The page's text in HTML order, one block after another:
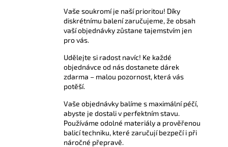
Vaše soukromí je naší prioritou! Díky
diskrétnímu balení zaručujeme, že obsah
vaší objednávky zůstane tajemstvím jen
pro vás.
Udělejte si radost navíc! Ke každé
objednávce od nás dostanete dárek
zdarma – malou pozornost, která vás
potěší.
Vaše objednávky balíme s maximální péčí,
abyste je dostali v perfektním stavu.
Používáme odolné materiály a prověřenou
balicí techniku, které zaručují bezpečí i při
náročné přepravě.